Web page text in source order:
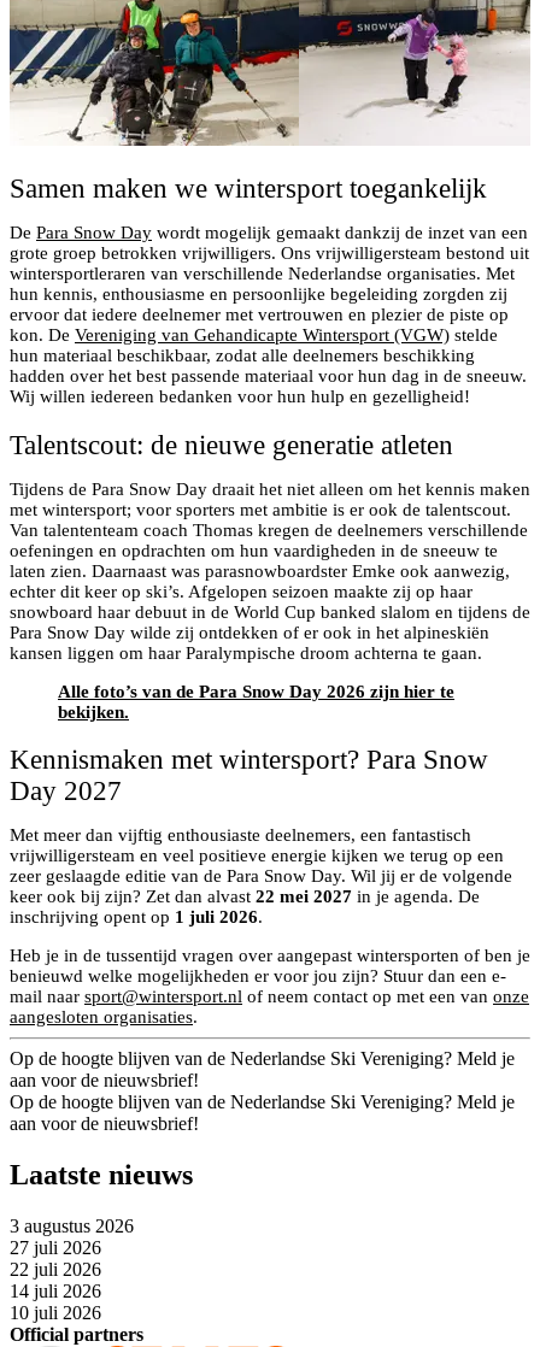
Samen maken we wintersport toegankelijk
De Para Snow Day wordt mogelijk gemaakt dankzij de inzet van een
grote groep betrokken vrijwilligers. Ons vrijwilligersteam bestond uit
wintersportleraren van verschillende Nederlandse organisaties. Met
hun kennis, enthousiasme en persoonlijke begeleiding zorgden zij
ervoor dat iedere deelnemer met vertrouwen en plezier de piste op
kon. De Vereniging van Gehandicapte Wintersport (VGW) stelde
hun materiaal beschikbaar, zodat alle deelnemers beschikking
hadden over het best passende materiaal voor hun dag in de sneeuw.
Wij willen iedereen bedanken voor hun hulp en gezelligheid!
Talentscout: de nieuwe generatie atleten
Tijdens de Para Snow Day draait het niet alleen om het kennis maken
met wintersport; voor sporters met ambitie is er ook de talentscout.
Van talententeam coach Thomas kregen de deelnemers verschillende
oefeningen en opdrachten om hun vaardigheden in de sneeuw te
laten zien. Daarnaast was parasnowboardster Emke ook aanwezig,
echter dit keer op ski’s. Afgelopen seizoen maakte zij op haar
snowboard haar debuut in de World Cup banked slalom en tijdens de
Para Snow Day wilde zij ontdekken of er ook in het alpineskiën
kansen liggen om haar Paralympische droom achterna te gaan.
Alle foto’s van de Para Snow Day 2026 zijn hier te
bekijken.
Kennismaken met wintersport? Para Snow
Day 2027
Met meer dan vijftig enthousiaste deelnemers, een fantastisch
vrijwilligersteam en veel positieve energie kijken we terug op een
zeer geslaagde editie van de Para Snow Day. Wil jij er de volgende
keer ook bij zijn? Zet dan alvast 22 mei 2027 in je agenda. De
inschrijving opent op 1 juli 2026.
Heb je in de tussentijd vragen over aangepast wintersporten of ben je
benieuwd welke mogelijkheden er voor jou zijn? Stuur dan een e-
mail naar sport@wintersport.nl of neem contact op met een van onze
aangesloten organisaties.
Op de hoogte blijven van de Nederlandse Ski Vereniging? Meld je
aan voor de nieuwsbrief!
Op de hoogte blijven van de Nederlandse Ski Vereniging? Meld je
aan voor de nieuwsbrief!
Laatste nieuws
3 augustus 2026
27 juli 2026
22 juli 2026
14 juli 2026
10 juli 2026
Official partners